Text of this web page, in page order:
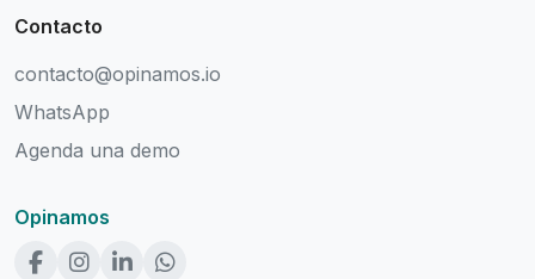
Contacto
contacto@opinamos.io
WhatsApp
Agenda una demo
Opinamos